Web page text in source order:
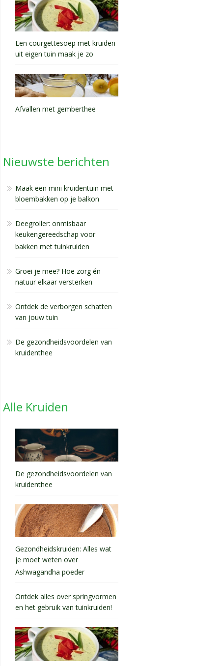
Een courgettesoep met kruiden
uit eigen tuin maak je zo
Afvallen met gemberthee
Nieuwste berichten
Maak een mini kruidentuin met
bloembakken op je balkon
Deegroller: onmisbaar
keukengereedschap voor
bakken met tuinkruiden
Groei je mee? Hoe zorg én
natuur elkaar versterken
Ontdek de verborgen schatten
van jouw tuin
De gezondheidsvoordelen van
kruidenthee
Alle Kruiden
De gezondheidsvoordelen van
kruidenthee
Gezondheidskruiden: Alles wat
je moet weten over
Ashwagandha poeder
Ontdek alles over springvormen
en het gebruik van tuinkruiden!